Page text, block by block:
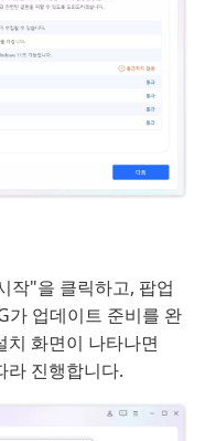
작"을 클릭하고, 팝업
가 업데이트 준비를 완
치 화면이 나타나면
라 진행합니다.